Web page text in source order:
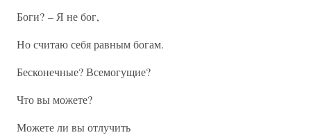
Боги? – Я не бог,
Но считаю себя равным богам.
Бесконечные? Всемогущие?
Что вы можете?
Можете ли вы отлучить